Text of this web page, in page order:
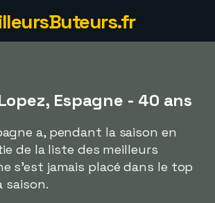
Espagne - 40 ans
a, pendant la saison en
de la liste des meilleurs
s'est jamais placé dans le top
saison.